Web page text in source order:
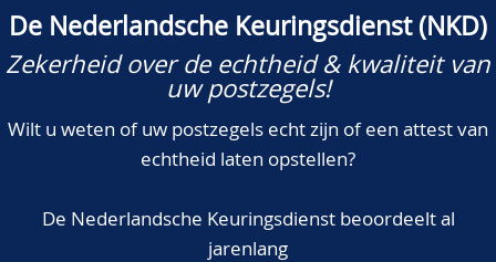
De Nederlandsche Keuringsdienst (NKD)
Zekerheid over de echtheid & kwaliteit van
uw postzegels!
Wilt u weten of uw postzegels echt zijn of een attest van
echtheid laten opstellen?
De Nederlandsche Keuringsdienst beoordeelt al
jarenlang